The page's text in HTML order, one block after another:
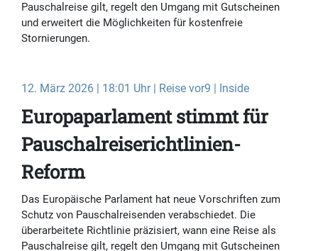
Pauschalreise gilt, regelt den Umgang mit Gutscheinen
und erweitert die Möglichkeiten für kostenfreie
Stornierungen.
12. März 2026 | 18:01 Uhr | Reise vor9 | Inside
Europaparlament stimmt für
Pauschalreiserichtlinien-
Reform
Das Europäische Parlament hat neue Vorschriften zum
Schutz von Pauschalreisenden verabschiedet. Die
überarbeitete Richtlinie präzisiert, wann eine Reise als
Pauschalreise gilt, regelt den Umgang mit Gutscheinen